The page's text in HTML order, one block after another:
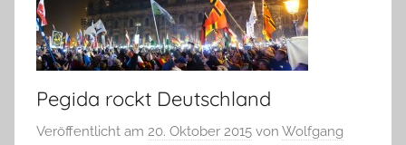
Pegida rockt Deutschland
Veröffentlicht am 20. Oktober 2015 von Wolfgang